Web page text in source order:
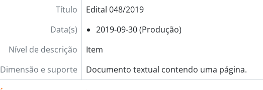
Título
Edital 048/2019
Data(s)
2019-09-30 (Produção)
Nível de descrição
Item
Dimensão e suporte
Documento textual contendo uma página.